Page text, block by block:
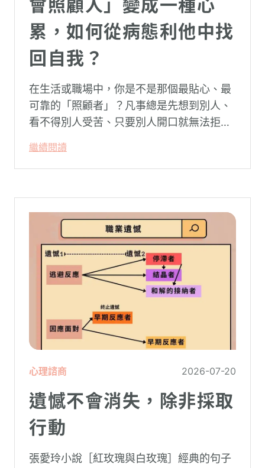
會照顧人」變成一種心
累，如何從病態利他中找
回自我？
在生活或職場中，你是不是那個最貼心、最
可靠的「照顧者」？凡事總是先想到別人、
看不得別人受苦、只要別人開口就無法拒
常在夜深人靜時讓你感到莫名的心累與空
虛。
繼續閱讀
心理諮商 2026-07-20
遺憾不會消失，除非採取
行動
張愛玲小說［紅玫瑰與白玫瑰］經典的句子